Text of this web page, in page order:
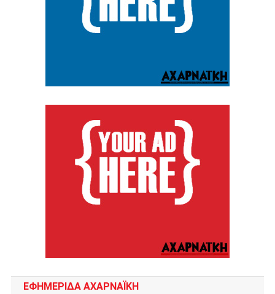
ΕΦΗΜΕΡΙΔΑ ΑΧΑΡΝΑΪΚΗ